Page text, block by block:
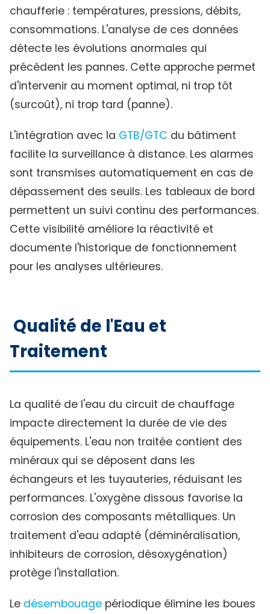
chaufferie : températures, pressions, débits,
consommations. L'analyse de ces données
détecte les évolutions anormales qui
précèdent les pannes. Cette approche permet
d'intervenir au moment optimal, ni trop tôt
(surcoût), ni trop tard (panne).
L'intégration avec la GTB/GTC du bâtiment
facilite la surveillance à distance. Les alarmes
sont transmises automatiquement en cas de
dépassement des seuils. Les tableaux de bord
permettent un suivi continu des performances.
Cette visibilité améliore la réactivité et
documente l'historique de fonctionnement
pour les analyses ultérieures.
Qualité de l'Eau et
Traitement
La qualité de l'eau du circuit de chauffage
impacte directement la durée de vie des
équipements. L'eau non traitée contient des
minéraux qui se déposent dans les
échangeurs et les tuyauteries, réduisant les
performances. L'oxygène dissous favorise la
corrosion des composants métalliques. Un
traitement d'eau adapté (déminéralisation,
inhibiteurs de corrosion, désoxygénation)
protège l'installation.
Le désembouage périodique élimine les boues